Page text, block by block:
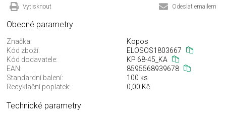
Vytisknout Odeslat emailem
Obecné parametry
Značka:
Kopos
Kód zboží:
ELOSOS1803667
Kód dodavatele:
KP 68-45_KA
EAN:
8595568939678
Standardní balení:
100 ks
Recyklační poplatek:
0,00 Kč
Technické parametry